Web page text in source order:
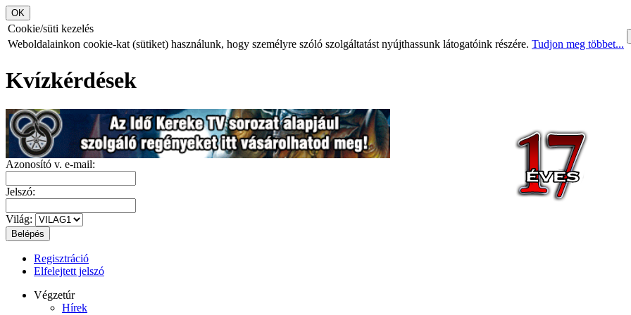
Cookie/süti kezelés
Weboldalainkon cookie-kat (sütiket) használunk, hogy személyre szóló szolgáltatást nyújthassunk látogatóink részére. Tudjon meg többet...
Kvízkérdések
Azonosító v. e-mail:
Jelszó:
Világ:
Regisztráció
Elfelejtett jelszó
Végzetúr
Hírek